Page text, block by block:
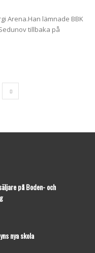
Arena.Han lämnade BBK
tillbaka på
på Boden- och
nya skola